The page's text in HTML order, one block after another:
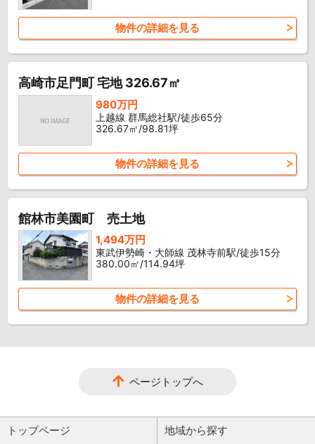
物件の詳細を見る
高崎市足門町 宅地 326.67㎡
980万円
上越線 群馬総社駅/徒歩65分
326.67㎡/98.81坪
物件の詳細を見る
館林市美園町 売土地
1,494万円
東武伊勢崎・大師線 茂林寺前駅/徒歩15分
380.00㎡/114.94坪
物件の詳細を見る
ページトップへ
トップページ 地域から探す